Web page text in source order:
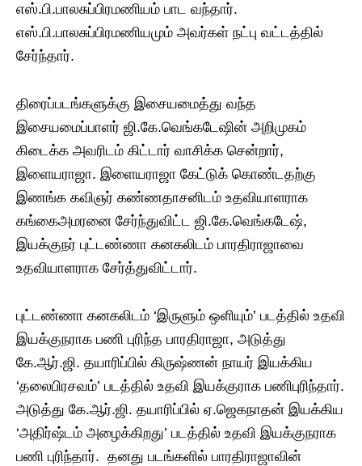
எஸ்.பி.பாலசுப்பிரமணியம் பாட வந்தார்.
எஸ்.பி.பாலசுப்பிரமணியமும் அவர்கள் நட்பு வட்டத்தில்
சேர்ந்தார்.
திரைப்படங்களுக்கு இசையமைத்து வந்த
இசையமைப்பாளர் ஜி.கே.வெங்கடேஷின் அறிமுகம்
கிடைக்க அவரிடம் கிட்டார் வாசிக்க சென்றார்,
இளையராஜா. இளையராஜா கேட்டுக் கொண்டதற்கு
இணங்க கவிஞர் கண்ணதாசனிடம் உதவியாளராக
கங்கைஅமரனை சேர்ந்துவிட்ட ஜி.கே.வெங்கடேஷ்,
இயக்குநர் புட்டண்ணா கனகலிடம் பாரதிராஜாவை
உதவியாளராக சேர்த்துவிட்டார்.
புட்டண்ணா கனகலிடம் ‘இருளும் ஒளியும்’ படத்தில் உதவி
இயக்குநராக பணி புரிந்த பாரதிராஜா, அடுத்து
கே.ஆர்.ஜி. தயாரிப்பில் கிருஷ்ணன் நாயர் இயக்கிய
‘தலைபிரசவம்’ படத்தில் உதவி இயக்குராக பணிபுரிந்தார்.
அடுத்து கே.ஆர்.ஜி. தயாரிப்பில் ஏ.ஜெகநாதன் இயக்கிய
‘அதிர்ஷ்டம் அழைக்கிறது’ படத்தில் உதவி இயக்குநராக
பணி புரிந்தார். தனது படங்களில் பாரதிராஜாவின்